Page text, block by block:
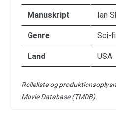
Manuskript Ian
Genre Sci-
Land USA
Rolleliste og
Movie Database (TMDB).